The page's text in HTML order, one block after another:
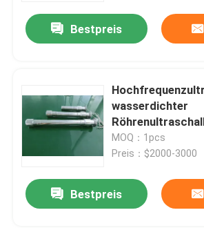
Produkte
Fabrik-Ausflug
Bestpreis
wasserdichter
MOQ：1pcs
Preis：$2000-3000
Bestpreis